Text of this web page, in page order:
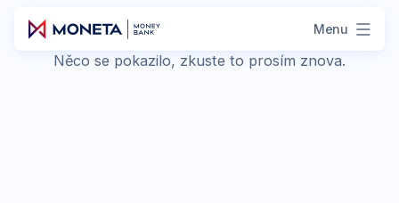
Menu
Něco se pokazilo, zkuste to prosím znova.